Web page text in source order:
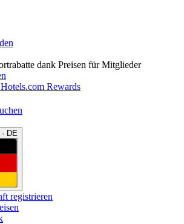
dank Preisen für Mitglieder
Rewards
DE
registrieren